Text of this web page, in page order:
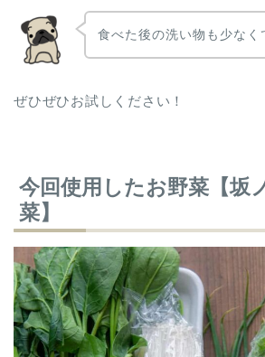
食べた後の洗い物も少なく
ぜひぜひお試しください！
今回使用したお野菜【坂
菜】